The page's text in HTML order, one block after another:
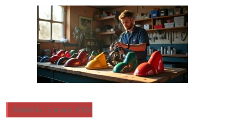
Publié le 15 mars 2024